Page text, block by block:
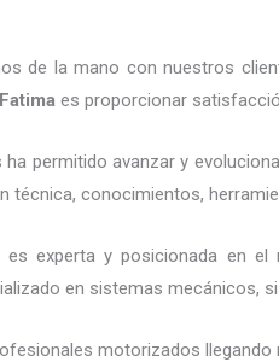
de la mano con nuestros
es proporcionar
permitido avanzar y
técnica, conocimientos,
es experta y posicionada en el
en sistemas mecánicos,
motorizados llegando